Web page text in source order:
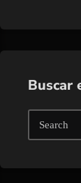
Buscar
Search